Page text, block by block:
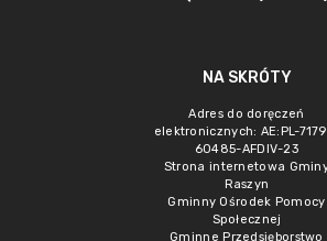
NA SKRÓTY
Adres do doręczeń
elektronicznych: AE:PL-
60485-AFDIV-23
Strona internetowa
Raszyn
Gminny Ośrodek Pomocy
Społecznej
Gminne Przedsięborstwo